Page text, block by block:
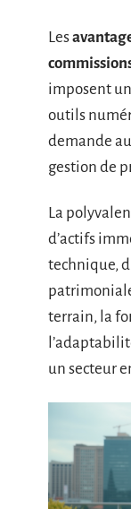
Les
imposent
outils
demande
gestion de
La
d’actifs
technique,
terrain, la
un secteur